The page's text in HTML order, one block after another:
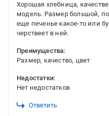
Хорошая хлебница,
модель. Размер большой,
еще печенье какое-то или
черствеет в ней.
Преимущества:
Размер, качество, цвет
Недостатки:
Нет недостатков
Ответить